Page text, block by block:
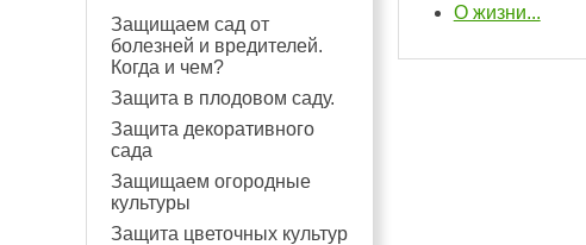
Защищаем сад от
болезней и вредителей.
Когда и чем?
Защита в плодовом саду.
Защита декоративного
сада
Защищаем огородные
культуры
Защита цветочных культур
О жизни...